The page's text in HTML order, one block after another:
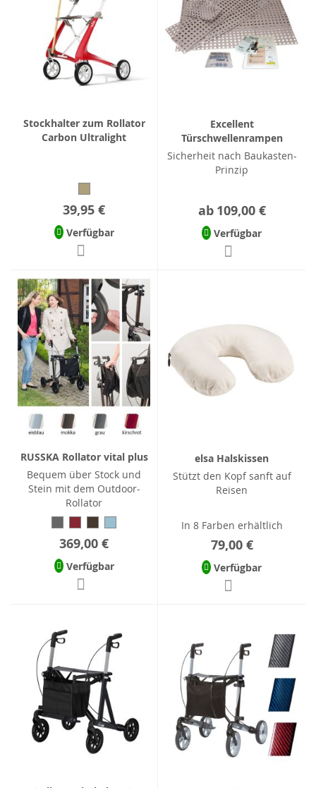
Stockhalter zum Rollator
Carbon Ultralight
39,95 €
Verfügbar
Excellent
Türschwellenrampen
Sicherheit nach Baukasten-
Prinzip
ab 109,00 €
Verfügbar
RUSSKA Rollator vital plus
Bequem über Stock und
Stein mit dem Outdoor-
Rollator
369,00 €
Verfügbar
elsa Halskissen
Stützt den Kopf sanft auf
Reisen
In 8 Farben erhältlich
79,00 €
Verfügbar